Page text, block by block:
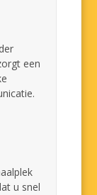
een
u snel